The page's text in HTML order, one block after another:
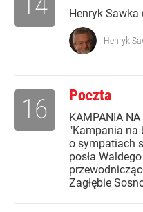
Henryk
Henryk
Poczta
KAMPANIA
"Kampania na
o sympatiach
posła
Zagłębie
16